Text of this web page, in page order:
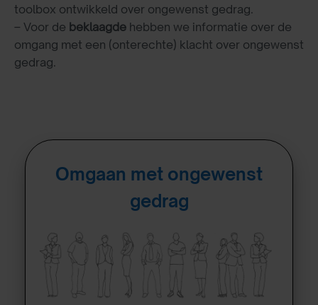
toolbox ontwikkeld over ongewenst gedrag.
– Voor de beklaagde hebben we informatie over de
omgang met een (onterechte) klacht over ongewenst
gedrag.
Omgaan met ongewenst
gedrag